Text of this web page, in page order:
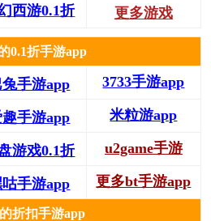
西游0.1折 更多游戏
0.1折手游app
兔手游app 3733手游app
趣手游app 米粒游app
游戏0.1折 u2game手游
咕手游app 更多bt手游app
折扣手游app